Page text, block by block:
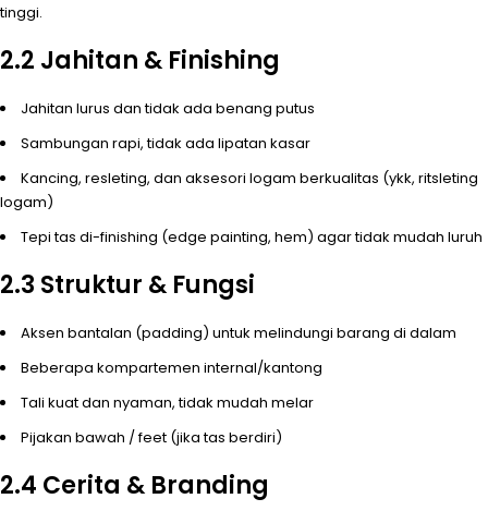
tinggi.
2.2 Jahitan & Finishing
Jahitan lurus dan tidak ada benang putus
Sambungan rapi, tidak ada lipatan kasar
Kancing, resleting, dan aksesori logam berkualitas (ykk, ritsleting
logam)
Tepi tas di-finishing (edge painting, hem) agar tidak mudah luruh
2.3 Struktur & Fungsi
Aksen bantalan (padding) untuk melindungi barang di dalam
Beberapa kompartemen internal/kantong
Tali kuat dan nyaman, tidak mudah melar
Pijakan bawah / feet (jika tas berdiri)
2.4 Cerita & Branding